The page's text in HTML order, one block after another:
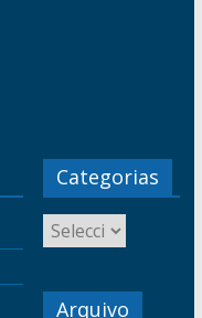
Categorias
Arquivo